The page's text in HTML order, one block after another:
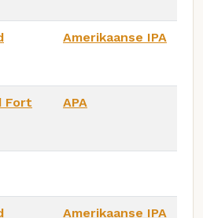
Amerikaanse IPA
Fort
APA
Amerikaanse IPA